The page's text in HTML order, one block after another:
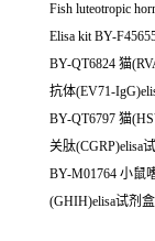
Fish luteotropic
Elisa kit BY-
BY-QT6824 猫
抗体(EV71-
BY-QT6797 猫
关肽(CGRP)elisa
BY-M01764 小鼠
(GHIH)elisa试剂盒